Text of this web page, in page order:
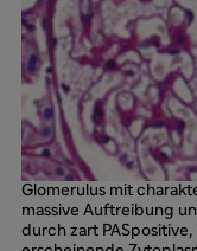
Glomerulus mit
massive Auftreibung
durch zart